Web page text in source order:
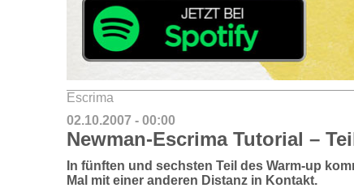
Escrima
02.10.2007 - 00:00
Newman-Escrima Tutorial –
In fünften und sechsten Teil des Warm-up
Mal mit einer anderen Distanz in Kontakt.